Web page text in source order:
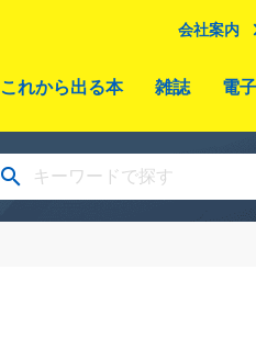
会社案内
これから出る本 雑誌 電